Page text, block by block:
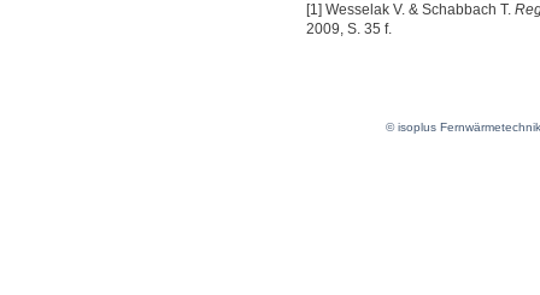
[1] Wesselak V. & Schabbach T.
2009, S. 35 f.
© isoplus Fernwärmetechnik